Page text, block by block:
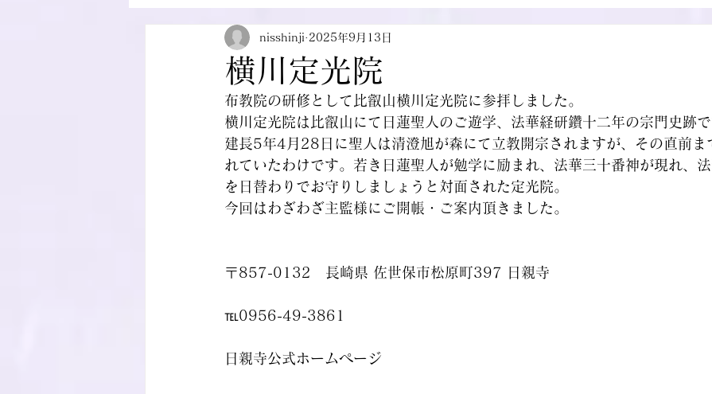
横川定光院
nisshinji 2025年9月13日
布教院の研修として比叡山横川定光院に参拝しました。
横川定光院は比叡山にて日蓮聖人のご遊学、法華経研鑽十二年の宗門史跡で
建長5年4月28日に聖人は清澄旭が森にて立教開宗されますが、その直前ま
れていたわけです。若き日蓮聖人が勉学に励まれ、法華三十番神が現れ、
を日替わりでお守りしましょうと対面された定光院。
今回はわざわざ主監様にご開帳・ご案内頂きました。
〒857-0132　長崎県 佐世保市松原町397 日親寺
℡0956-49-3861
日親寺公式ホームページ